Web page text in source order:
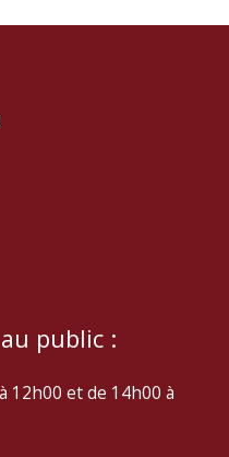
public :
12h00 et de 14h00 à